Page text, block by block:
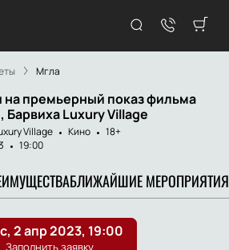
Мгла
на премьерный показ фильма
Барвиха Luxury Village
Village Кино
18+
19:00
БЛИЖАЙШИЕ МЕРОПРИЯТИЯ